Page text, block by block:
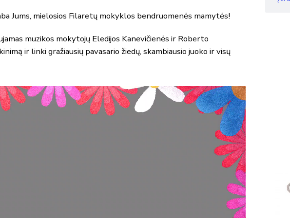
Jums, mielosios Filaretų mokyklos bendruomenės mamytės!
muzikos mokytojų Eledijos Kanevičienės ir Roberto
ir linki gražiausių pavasario žiedų, skambiausio juoko ir visų